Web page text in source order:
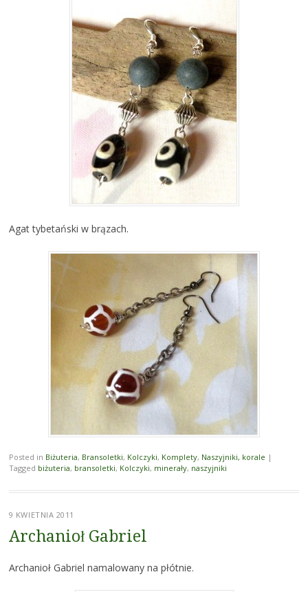
Agat tybetański w brązach.
Posted in Biżuteria, Bransoletki, Kolczyki, Komplety, Naszyjniki, korale |
Tagged biżuteria, bransoletki, Kolczyki, minerały, naszyjniki
9 KWIETNIA 2011
Archanioł Gabriel
Archanioł Gabriel namalowany na płótnie.